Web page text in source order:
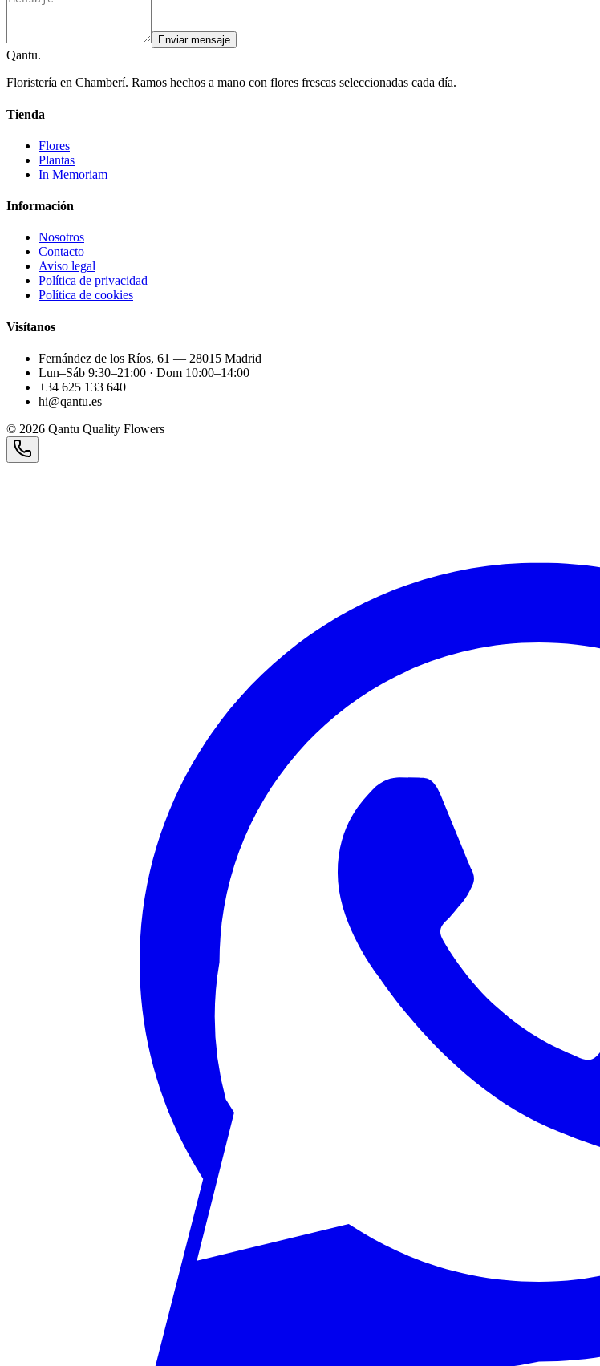
Enviar mensaje
Qantu.
Floristería en Chamberí. Ramos hechos a mano con flores frescas seleccionadas cada día.
Tienda
Flores
Plantas
In Memoriam
Información
Nosotros
Contacto
Aviso legal
Política de privacidad
Política de cookies
Visítanos
Fernández de los Ríos, 61 — 28015 Madrid
Lun–Sáb 9:30–21:00 · Dom 10:00–14:00
+34 625 133 640
hi@qantu.es
© 2026 Qantu Quality Flowers